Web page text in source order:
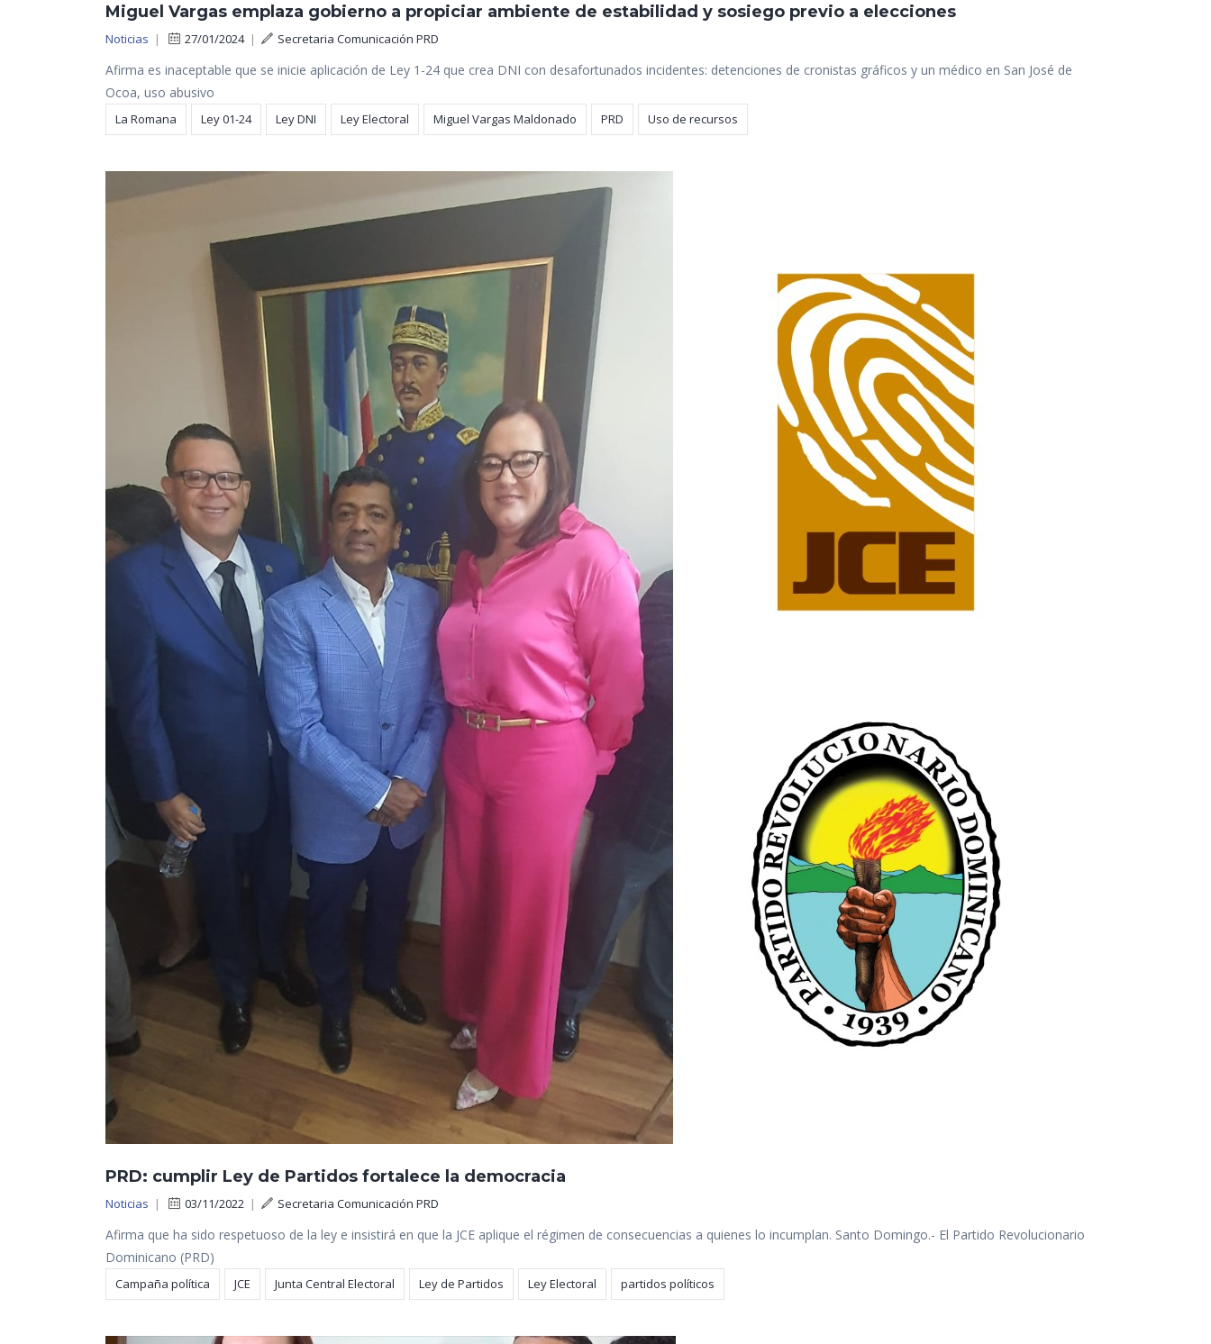
Miguel Vargas emplaza gobierno a propiciar ambiente de estabilidad y sosiego previo a elecciones
Noticias | 27/01/2024| Secretaria Comunicación PRD
Afirma es inaceptable que se inicie aplicación de Ley 1-24 que crea DNI con desafortunados incidentes: detenciones de cronistas gráficos y un médico en San José de
Ocoa, uso abusivo
La Romana Ley 01-24 Ley DNI Ley Electoral Miguel Vargas Maldonado PRD Uso de recursos
PRD: cumplir Ley de Partidos fortalece la democracia
Noticias | 03/11/2022 | Secretaria Comunicación PRD
Afirma que ha sido respetuoso de la ley e insistirá en que la JCE aplique el régimen de consecuencias a quienes lo incumplan. Santo Domingo.- El Partido Revolucionario
Dominicano (PRD)
Campaña política JCE Junta Central Electoral Ley de Partidos Ley Electoral partidos políticos